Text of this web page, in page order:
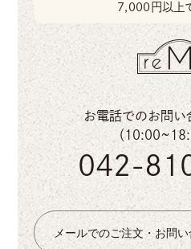
7,000円以上
お電話でのお問い
（
042-
メールでのご注文・お問